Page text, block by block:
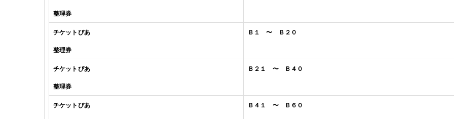
整理券
チケットぴあ
整理券
Ｂ１ 〜 Ｂ２０
チケットぴあ
整理券
Ｂ２１ 〜 Ｂ４０
チケットぴあ Ｂ４１ 〜 Ｂ６０